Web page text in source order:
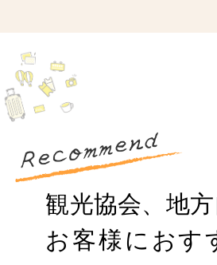
観光協会、地
お客様におす